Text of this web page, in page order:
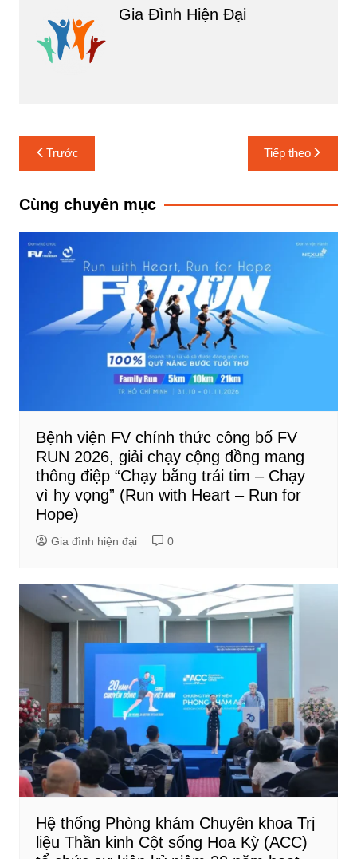
Gia Đình Hiện Đại
Điều
hướng
bài
Trước Tiếp theo
Cùng chuyên mục
Bệnh viện FV chính thức công bố FV
RUN 2026, giải chạy cộng đồng mang
thông điệp “Chạy bằng trái tim – Chạy
vì hy vọng” (Run with Heart – Run for
Hope)
Gia đình hiện đại 0
Hệ thống Phòng khám Chuyên khoa Trị
liệu Thần kinh Cột sống Hoa Kỳ (ACC)